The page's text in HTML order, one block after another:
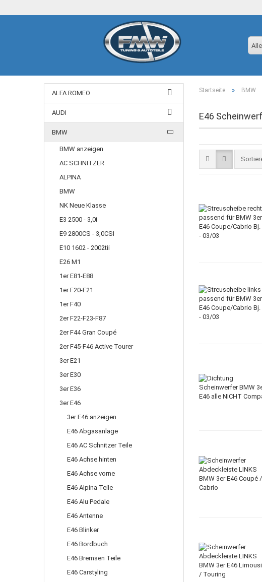
Alle
Startseite » BMW
E46
ALFA ROMEO
AUDI
BMW
BMW anzeigen
AC SCHNITZER
ALPINA
BMW
NK Neue Klasse
E3 2500 - 3,0i
E9 2800CS - 3,0CSI
E10 1602 - 2002tii
E26 M1
1er E81-E88
1er F20-F21
1er F40
2er F22-F23-F87
2er F44 Gran Coupé
2er F45-F46 Active Tourer
3er E21
3er E30
3er E36
3er E46
3er E46 anzeigen
E46 Abgasanlage
E46 AC Schnitzer Teile
E46 Achse hinten
E46 Achse vorne
E46 Alpina Teile
E46 Alu Pedale
E46 Antenne
E46 Blinker
E46 Bordbuch
E46 Bremsen Teile
E46 Carstyling